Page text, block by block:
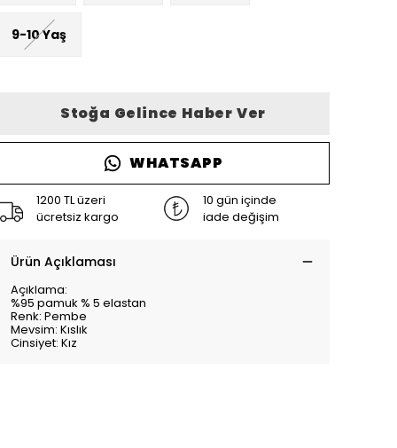
9-10 Yaş
Stoğa Gelince Haber Ver
WHATSAPP
1200 TL üzeri
ücretsiz kargo
10 gün içinde
iade değişim
Ürün Açıklaması
Açıklama:
%95 pamuk % 5 elastan
Renk: Pembe
Mevsim: Kıslık
Cinsiyet: Kız